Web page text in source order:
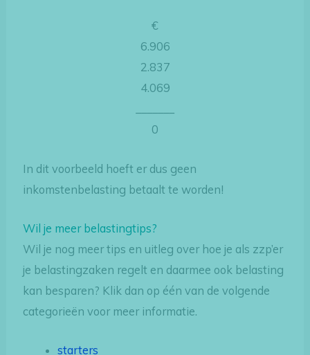
€
6.906
2.837
4.069
0
In dit voorbeeld hoeft er dus geen
inkomstenbelasting betaalt te worden!
Wil je meer belastingtips?
Wil je nog meer tips en uitleg over hoe je als zzp’er
je belastingzaken regelt en daarmee ook belasting
kan besparen? Klik dan op één van de volgende
categorieën voor meer informatie.
starters